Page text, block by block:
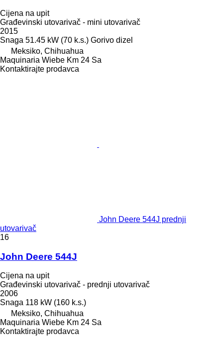
Cijena na upit
Građevinski utovarivač - mini utovarivač
2015
Snaga 51.45 kW (70 k.s.) Gorivo dizel
Meksiko, Chihuahua
Maquinaria Wiebe Km 24 Sa
Kontaktirajte prodavca
John Deere 544J prednji
utovarivač
16
John Deere 544J
Cijena na upit
Građevinski utovarivač - prednji utovarivač
2006
Snaga 118 kW (160 k.s.)
Meksiko, Chihuahua
Maquinaria Wiebe Km 24 Sa
Kontaktirajte prodavca